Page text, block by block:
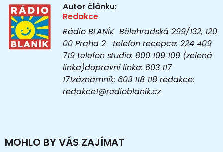
Autor článku:
Redakce
Rádio BLANÍK Bělehradská 299/132, 120
00 Praha 2 telefon recepce: 224 409
719 telefon studio: 800 109 109 (zelená
linka)dopravní linka: 603 117
171záznamník: 603 118 118 redakce:
redakce1@radioblanik.cz
MOHLO BY VÁS ZAJÍMAT